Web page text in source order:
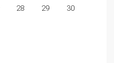
28 29
30